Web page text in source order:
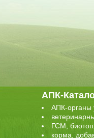
АПК-
АПК-органы
ГСМ,
корма,